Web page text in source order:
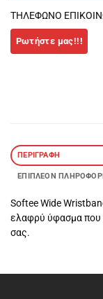
ΤΗΛΕΦΩΝΟ
ΠΕΡΙΓΡΑΦΉ
ΕΠΙΠΛΈΟΝ
Softee Wide
ελαφρύ ύφασμα που
σας.